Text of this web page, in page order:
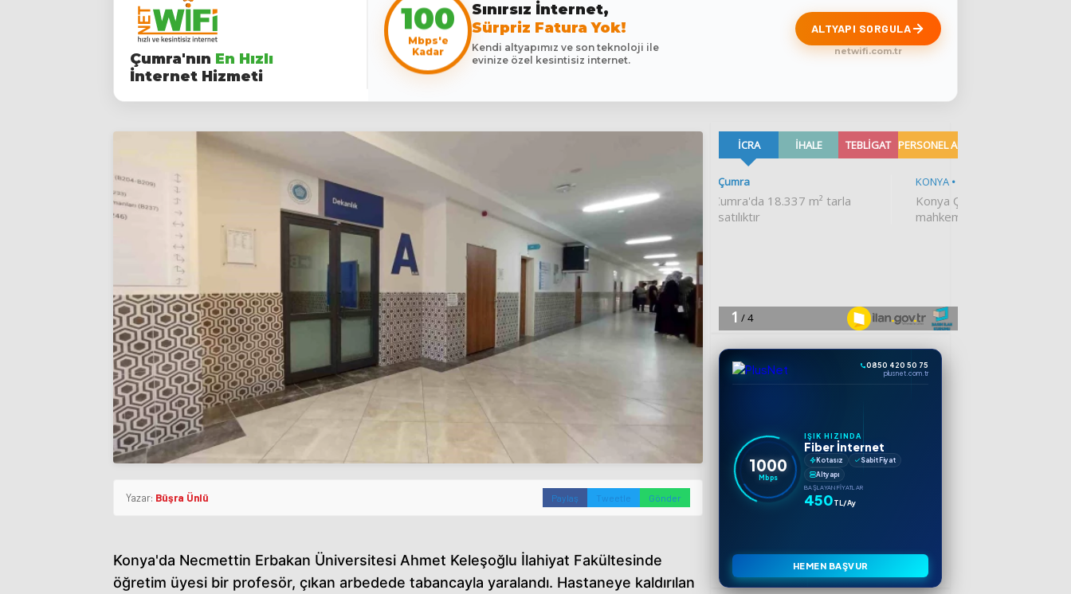
Çumra'nın En Hızlı
İnternet Hizmeti
100
Mbps'e
Kadar
Sınırsız İnternet,
Sürpriz Fatura Yok!
Kendi altyapımız ve son teknoloji ile
evinize özel kesintisiz internet.
ALTYAPI SORGULA
netwifi.com.tr
Yazar: Büşra Ünlü Paylaş Tweetle Gönder
Konya'da Necmettin Erbakan Üniversitesi Ahmet Keleşoğlu İlahiyat Fakültesinde
öğretim üyesi bir profesör, çıkan arbedede tabancayla yaralandı. Hastaneye kaldırılan
0850 420 50 75
plusnet.com.tr
1000
Mbps
IŞIK HIZINDA
Fiber İnternet
Kotasız
Sabit Fiyat
Altyapı
BAŞLAYAN FIYATLAR
450TL/Ay
HEMEN BAŞVUR